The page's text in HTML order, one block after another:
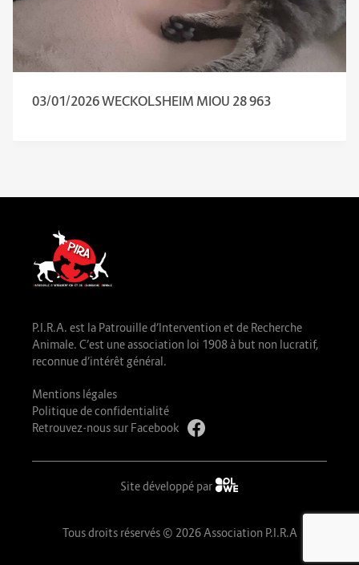
03/01/2026 WECKOLSHEIM MIOU 28 963
P.I.R.A. est la Patrouille d’Intervention et de Recherche
Animale. C’est une association loi 1908 à but non lucratif,
reconnue d’intérêt général.
Mentions légales
Politique de confidentialité
Retrouvez-nous sur Facebook
Site développé par
Tous droits réservés © 2026 Association P.I.R.A